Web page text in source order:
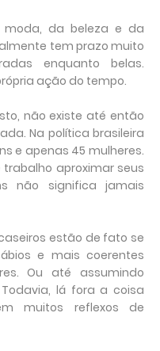
moda, da beleza e da
tem prazo muito
enquanto belas.
ação do tempo.
não existe até então
Na política brasileira
e apenas 45 mulheres.
aproximar seus
não significa jamais
estão de fato se
e mais coerentes
Ou até assumindo
lá fora a coisa
muitos reflexos de